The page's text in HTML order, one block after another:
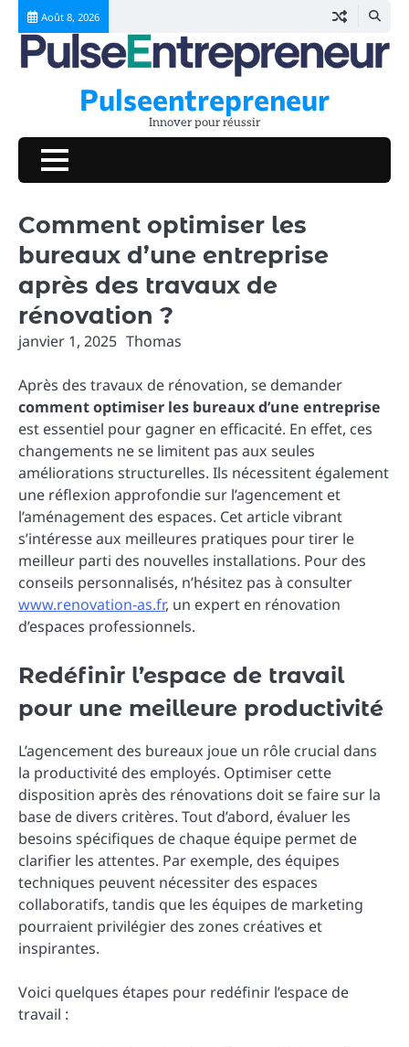
Skip
content
Août 8, 2026
Pulseentrepreneur
Innover pour réussir
Comment optimiser les
bureaux d’une entreprise
après des travaux de
rénovation ?
janvier 1, 2025 Thomas
Après des travaux de rénovation, se demander
comment optimiser les bureaux d’une entreprise
est essentiel pour gagner en efficacité. En effet, ces
changements ne se limitent pas aux seules
améliorations structurelles. Ils nécessitent également
une réflexion approfondie sur l’agencement et
l’aménagement des espaces. Cet article vibrant
s’intéresse aux meilleures pratiques pour tirer le
meilleur parti des nouvelles installations. Pour des
conseils personnalisés, n’hésitez pas à consulter
www.renovation-as.fr, un expert en rénovation
d’espaces professionnels.
Redéfinir l’espace de travail
pour une meilleure productivité
L’agencement des bureaux joue un rôle crucial dans
la productivité des employés. Optimiser cette
disposition après des rénovations doit se faire sur la
base de divers critères. Tout d’abord, évaluer les
besoins spécifiques de chaque équipe permet de
clarifier les attentes. Par exemple, des équipes
techniques peuvent nécessiter des espaces
collaboratifs, tandis que les équipes de marketing
pourraient privilégier des zones créatives et
inspirantes.
Voici quelques étapes pour redéfinir l’espace de
travail :